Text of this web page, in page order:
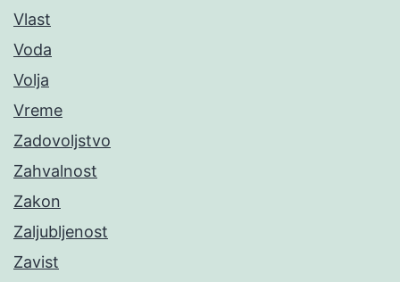
Vlast
Voda
Volja
Vreme
Zadovoljstvo
Zahvalnost
Zakon
Zaljubljenost
Zavist